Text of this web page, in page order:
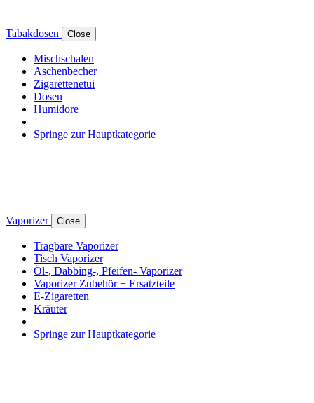
Tabakdosen Close
Mischschalen
Aschenbecher
Zigarettenetui
Dosen
Humidore
Springe zur Hauptkategorie
Vaporizer Close
Tragbare Vaporizer
Tisch Vaporizer
Öl-, Dabbing-, Pfeifen- Vaporizer
Vaporizer Zubehör + Ersatzteile
E-Zigaretten
Kräuter
Springe zur Hauptkategorie